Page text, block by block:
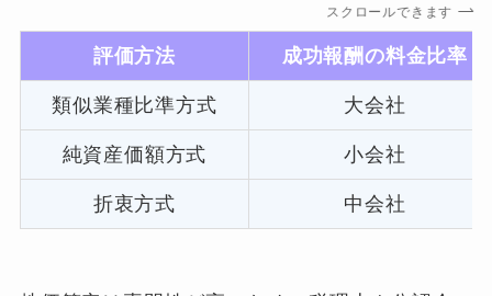
スクロールできます
評価方法 成功報酬の料金比率
類似業種比準方式 大会社
純資産価額方式 小会社
折衷方式 中会社